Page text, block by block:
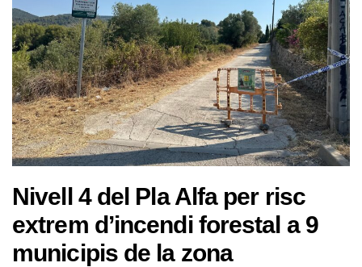
Nivell 4 del Pla Alfa per risc
extrem d’incendi forestal a 9
municipis de la zona